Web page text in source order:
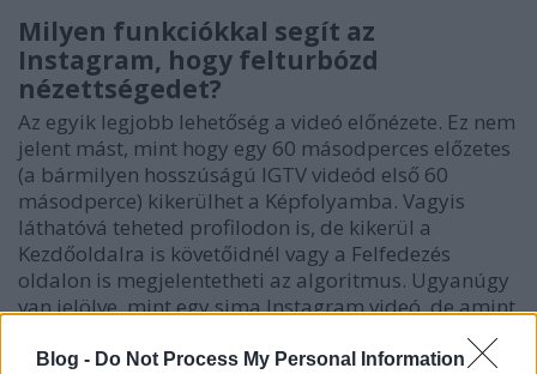
Blog - Do Not Process My Personal Information
Milyen funkciókkal segít az
Instagram, hogy felturbózd
nézettségedet?
Az egyik legjobb lehetőség a videó előnézete. Ez nem
jelent mást, mint hogy egy 60 másodperces előzetes
(a bármilyen hosszúságú IGTV videód első 60
másodperce) kikerülhet a Képfolyamba. Vagyis
láthatóvá teheted profilodon is, de kikerül a
Kezdőoldalra is követőidnél vagy a Felfedezés
oldalon is megjelentetheti az algoritmus. Ugyanúgy
van jelölve, mint egy sima Instagram videó, de amint
elkezdődik, alul látható lesz a lehetőség, hogy IGTV-
n is megtekinthető. Ha erre kattint a felhasználó,